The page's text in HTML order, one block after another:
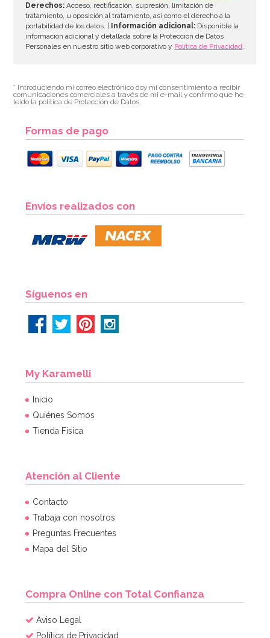
Derechos: Acceso, rectificación, supresión, limitación de
tratamiento, u oposición al tratamiento, así como el derecho a la
portabilidad de los datos. | Información adicional: Disponible la
información adicional y detallada sobre la Protección de Datos
Personales en nuestro sitio web corporativo y Política de Privacidad
* Introduciendo mi correo electrónico doy mi consentimiento a recibir
comunicaciones comerciales a través de mi e-mail y confirmo que he
leído la política de Protección de Datos.
Formas de pago
Envíos realizados con
Síguenos en
My Karamelli
Inicio
Quiénes Somos
Tienda Física
Atención al Cliente
Contacto
Trabaja con nosotros
Preguntas Frecuentes
Mapa del Sitio
Compra Online con Total Confianza
Aviso Legal
Política de Privacidad